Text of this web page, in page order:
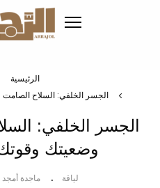
الرئيسية
الجسر الخلفي: السلاح
الجسر الخلفي:
وضعيتك
لياقة ماجدة أمجد